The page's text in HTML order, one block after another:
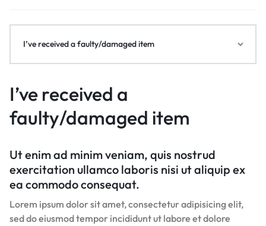
I’ve received a
faulty/damaged item
Ut enim ad minim veniam, quis nostrud
exercitation ullamco laboris nisi ut aliquip ex
ea commodo consequat.
Lorem ipsum dolor sit amet, consectetur adipisicing elit,
sed do eiusmod tempor incididunt ut labore et dolore
I’ve received a faulty/damaged item